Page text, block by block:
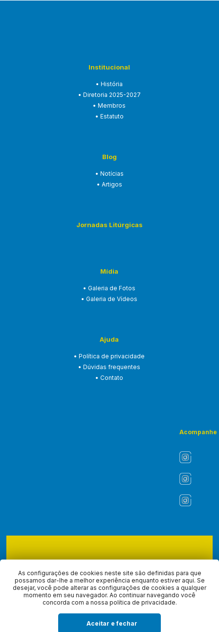
As configurações de cookies neste site são definidas para que
possamos dar-lhe a melhor experiência enquanto estiver aqui. Se
desejar, você pode alterar as configurações de cookies a qualquer
momento em seu navegador. Ao continuar navegando você
concorda com a nossa política de privacidade.
Aceitar e fechar
Institucional
• História
• Diretoria 2025-2027
• Membros
• Estatuto
Blog
• Notícias
• Artigos
Jornadas Litúrgicas
Mídia
• Galeria de Fotos
• Galeria de Vídeos
Ajuda
• Política de privacidade
• Dúvidas frequentes
• Contato
Acompanhe
Todos os direitos reservados, navegando no site você aceita a
nossapolítica de privacidade.
Desenvolvido com por